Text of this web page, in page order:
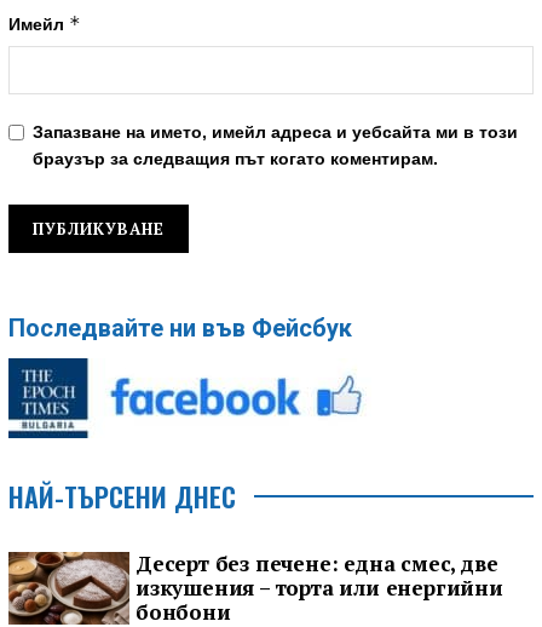
Имейл *
Запазване на името, имейл адреса и уебсайта ми в този
браузър за следващия път когато коментирам.
Последвайте ни във Фейсбук
НАЙ-ТЪРСЕНИ ДНЕС
Десерт без печене: една смес, две
изкушения – торта или енергийни
бонбони